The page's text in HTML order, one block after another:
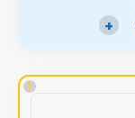
+
!